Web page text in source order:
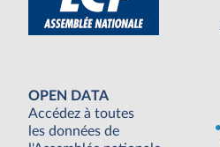
OPEN DATA
Accédez à toutes
les données de